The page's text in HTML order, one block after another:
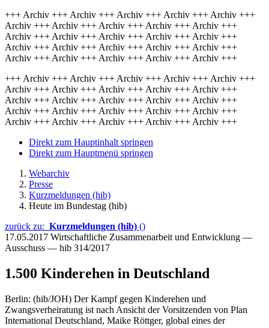
+++ Archiv +++ Archiv +++ Archiv +++ Archiv +++ Archiv +++
Archiv +++ Archiv +++ Archiv +++ Archiv +++ Archiv +++
Archiv +++ Archiv +++ Archiv +++ Archiv +++ Archiv +++
Archiv +++ Archiv +++ Archiv +++ Archiv +++ Archiv +++
Archiv +++ Archiv +++ Archiv +++ Archiv +++ Archiv +++
+++ Archiv +++ Archiv +++ Archiv +++ Archiv +++ Archiv +++
Archiv +++ Archiv +++ Archiv +++ Archiv +++ Archiv +++
Archiv +++ Archiv +++ Archiv +++ Archiv +++ Archiv +++
Archiv +++ Archiv +++ Archiv +++ Archiv +++ Archiv +++
Archiv +++ Archiv +++ Archiv +++ Archiv +++ Archiv +++
Direkt zum Hauptinhalt springen
Direkt zum Hauptmenü springen
Webarchiv
Presse
Kurzmeldungen (hib)
Heute im Bundestag (hib)
zurück zu: Kurzmeldungen (hib) ()
17.05.2017 Wirtschaftliche Zusammenarbeit und Entwicklung —
Ausschuss — hib 314/2017
1.500 Kinderehen in Deutschland
Berlin: (hib/JOH) Der Kampf gegen Kinderehen und
Zwangsverheiratung ist nach Ansicht der Vorsitzenden von Plan
International Deutschland, Maike Röttger, global eines der